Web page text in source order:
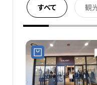
すべて 観